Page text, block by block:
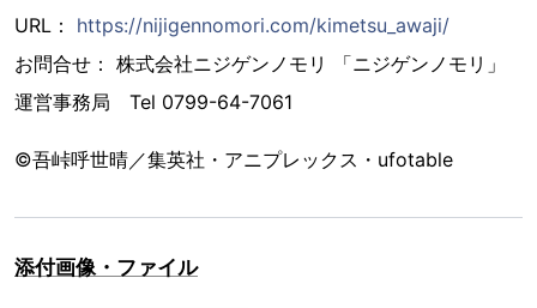
URL： https://nijigennomori.com/kimetsu_awaji/
お問合せ： 株式会社ニジゲンノモリ 「ニジゲンノモリ」
運営事務局 Tel 0799-64-7061
©吾峠呼世晴／集英社・アニプレックス・ufotable
添付画像・ファイル